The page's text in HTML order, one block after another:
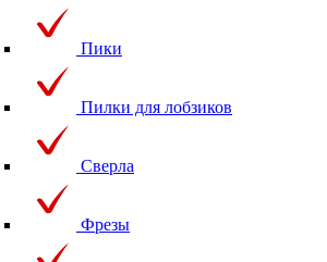
Пики
Пилки для лобзиков
Сверла
Фрезы